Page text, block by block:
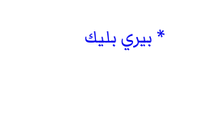
بيري بليك